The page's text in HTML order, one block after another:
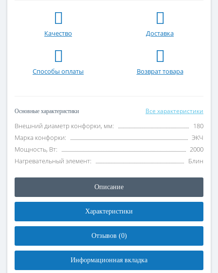
Качество Доставка
Способы оплаты Возврат товара
Основные характеристики Все характеристики
Внешний диаметр конфорки, мм:
180
Марка конфорки:
ЭКЧ
Мощность, Вт:
2000
Нагревательный элемент:
Блин
Описание
Характеристики
Отзывов (0)
Информационная вкладка